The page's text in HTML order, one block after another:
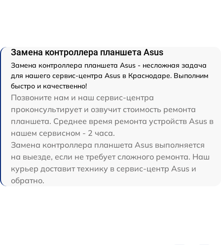
Замена контроллера планшета Asus
Замена контроллера планшета Asus - несложная задача
для нашего сервис-центра Asus в Краснодаре. Выполним
быстро и качественно!
Позвоните нам и наш сервис-центра
проконсультирует и озвучит стоимость ремонта
планшета. Среднее время ремонта устройств Asus в
нашем сервисном - 2 часа.
Замена контроллера планшета Asus выполняется
на выезде, если не требует сложного ремонта. Наш
курьер доставит технику в сервис-центр Asus и
обратно.